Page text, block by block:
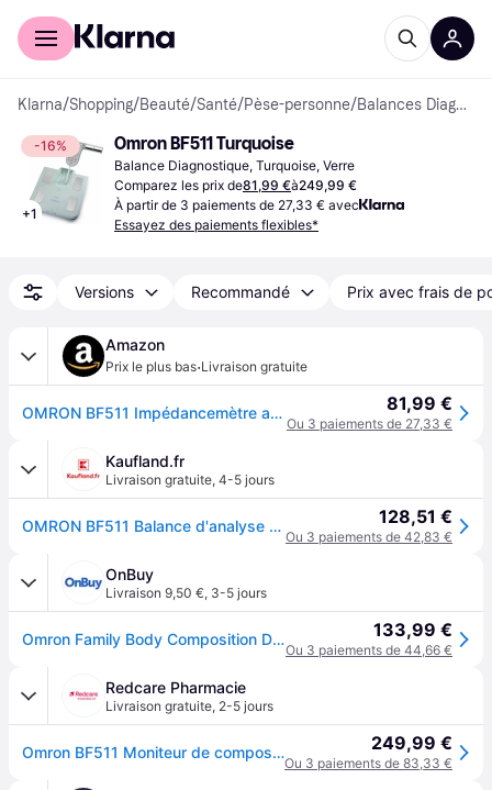
Acheter avec Klarna
Klarna/Shopping/Beauté/Santé/Pèse-personne/ Balances Diagnostiques
-16%
+1
Omron BF511 Turquoise
Balance Diagnostique, Turquoise, Verre
Comparez les prix de81,99 €à249,99 €
À partir de 3 paiements de 27,33 € avec
Essayez des paiements flexibles*
Versions Recommandé Prix avec frais de
Amazon
Prix le plus bas·Livraison gratuite
OMRON BF511 Impédancemètre avec mesure corporelle complète à 8 capteurs 81,99 €
Ou 3 paiements de 27,33 €
Kaufland.fr
Livraison gratuite, 4-5 jours
OMRON BF511 Balance d'analyse corporelle validée cliniquement comprimée (116,58) 128,51 €
Ou 3 paiements de 42,83 €
OnBuy
Livraison 9,50 €, 3-5 jours
Omron Family Body Composition Digital BMI Muscle Bathroom Weighing Scale BF511 133,99 €
Ou 3 paiements de 44,66 €
Redcare Pharmacie
Livraison gratuite, 2-5 jours
Omron BF511 Moniteur de composition corporelle Turqoise Appareil 1 pc(s) 249,99 €
Ou 3 paiements de 83,33 €